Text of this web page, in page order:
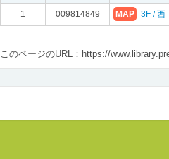
1 009814849 MAP 3F / 西
このページのURL：https://